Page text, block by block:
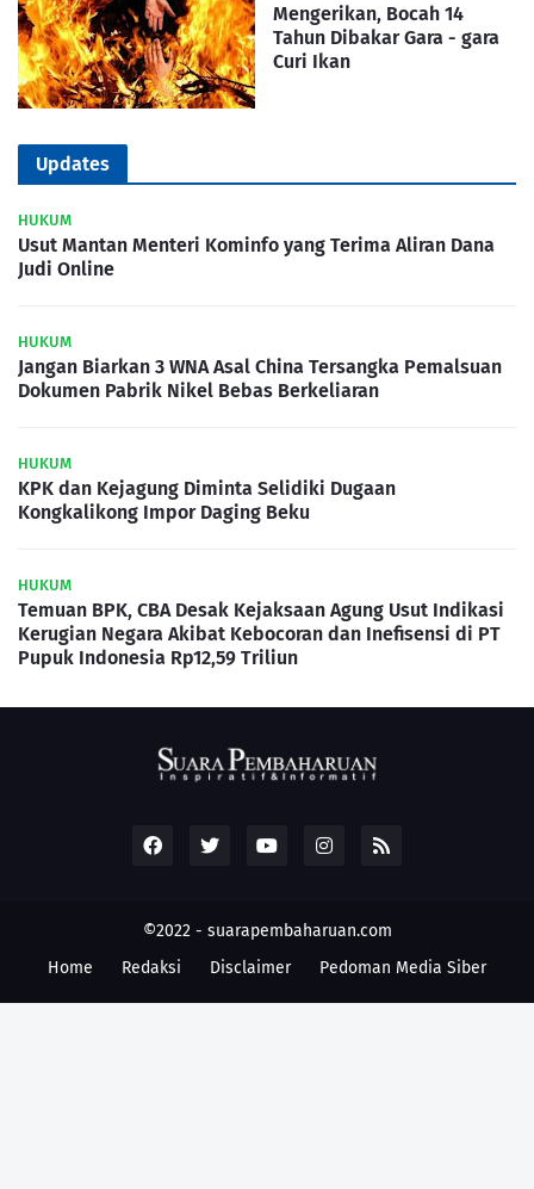
Mengerikan, Bocah 14
Tahun Dibakar Gara - gara
Curi Ikan
Updates
HUKUM
Usut Mantan Menteri Kominfo yang Terima Aliran Dana
Judi Online
HUKUM
Jangan Biarkan 3 WNA Asal China Tersangka Pemalsuan
Dokumen Pabrik Nikel Bebas Berkeliaran
HUKUM
KPK dan Kejagung Diminta Selidiki Dugaan
Kongkalikong Impor Daging Beku
HUKUM
Temuan BPK, CBA Desak Kejaksaan Agung Usut Indikasi
Kerugian Negara Akibat Kebocoran dan Inefisensi di PT
Pupuk Indonesia Rp12,59 Triliun
©2022 - suarapembaharuan.com
Home
Redaksi Disclaimer Pedoman Media Siber